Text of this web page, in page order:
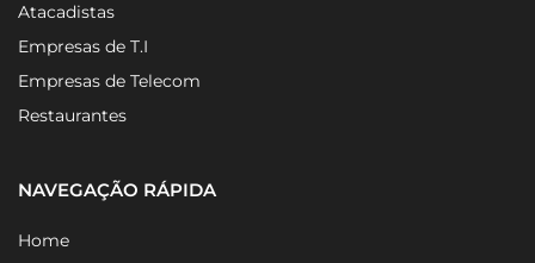
Atacadistas
Empresas de T.I
Empresas de Telecom
Restaurantes
NAVEGAÇÃO RÁPIDA
Home